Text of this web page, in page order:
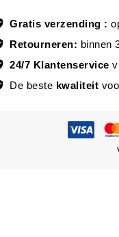
Gratis verzending :
Retourneren: binnen
24/7 Klantenservice
De beste kwaliteit